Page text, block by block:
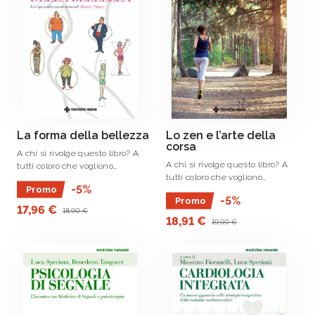
La forma della bellezza
A chi si rivolge questo libro? A
tutti coloro che vogliono
ritrovare la forma fisica grazie a
mirati accorgimenti e al
riconoscimento delle proprie
caratteristiche fisiche,
Promo
-5%
17,96 €
18,90 €
Lo zen e l’arte della
corsa
A chi si rivolge questo libro? A
tutti coloro che vogliono
ritrovare la forma fisica grazie a
mirati accorgimenti e al
riconoscimento delle proprie
caratteristiche fisiche,
Promo
-5%
18,91 €
19,90 €